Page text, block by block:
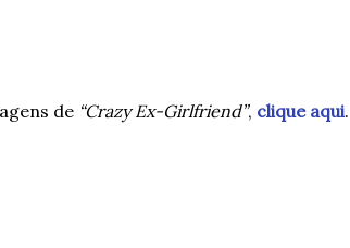
de “Crazy Ex-Girlfriend”, clique aqui.